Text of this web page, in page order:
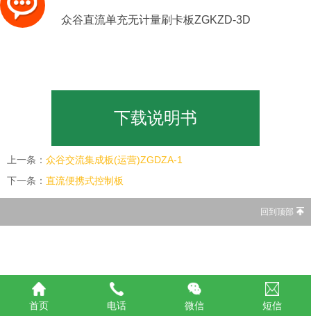
众谷直流单充无计量刷卡板ZGKZD-3D
下载说明书
上一条： 众谷交流集成板(运营)ZGDZA-1
下一条： 直流便携式控制板
回到顶部
首页 电话 微信 短信